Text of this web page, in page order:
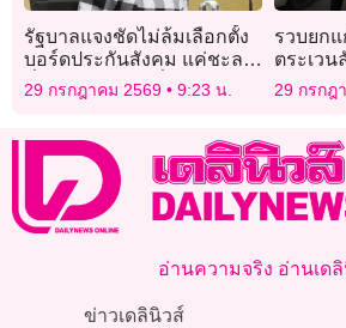
รัฐบาลแจงชัดไม่ล้มเลือกตั้ง
บอร์ดประกันสังคม แค่ชะลอ
ชั่วคราวตามคำสั่งศาล
29 กรกฎาคม 2569 9:23 น.
รวบยกแ
ตระเว
หาเงิน
29 กรกฎ
อ่านความจริง อ่านเด
ข่าวเดลินิวส์